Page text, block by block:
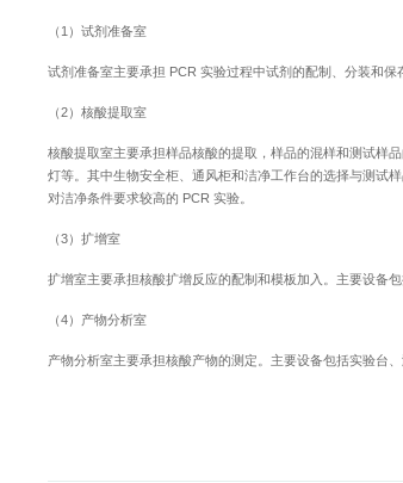
（1）试剂准备室
试剂准备室主要承担 PCR 实验过程中试剂的配制、分装和
（2）核酸提取室
核酸提取室主要承担样品核酸的提取，样品的混样和测试样
灯等。其中生物安全柜、通风柜和洁净工作台的选择与测试
对洁净条件要求较高的 PCR 实验。
（3）扩增室
扩增室主要承担核酸扩增反应的配制和模板加入。主要设备
（4）产物分析室
产物分析室主要承担核酸产物的测定。主要设备包括实验台